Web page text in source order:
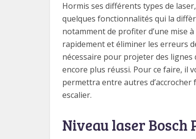
Hormis ses différents types de
quelques fonctionnalités qui la
notamment de profiter d’une mise
rapidement et éliminer les erreurs
nécessaire pour projeter des
encore plus réussi. Pour ce faire, il
permettra entre autres
escalier.
Niveau laser Bosch